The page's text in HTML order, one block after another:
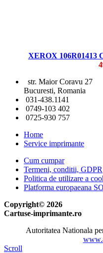
XEROX 106R01413
str. Maior Coravu 27
Bucuresti, Romania
031-438.1141
0749-103 402
0725-930 757
Home
Service imprimante
Cum cumpar
Termeni, conditii, GDPR
Politica de utilizare a
Platforma europaeana
Copyright© 2026
Cartuse-imprimante.ro
Autoritatea Nationala
Scroll